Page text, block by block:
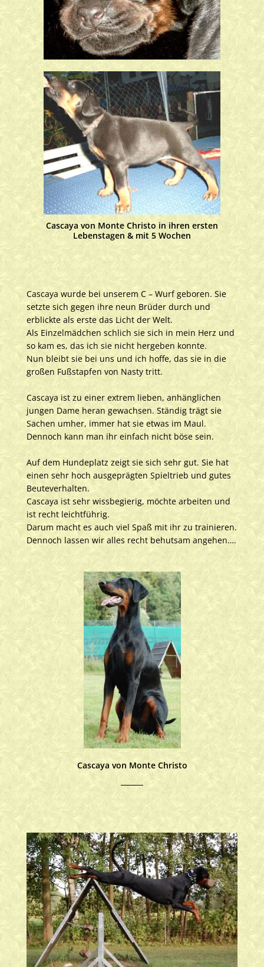
Cascaya von Monte Christo in ihren ersten
Lebenstagen & mit 5 Wochen
Cascaya wurde bei unserem C – Wurf geboren. Sie
setzte sich gegen ihre neun Brüder durch und
erblickte als erste das Licht der Welt.
Als Einzelmädchen schlich sie sich in mein Herz und
so kam es, das ich sie nicht hergeben konnte.
Nun bleibt sie bei uns und ich hoffe, das sie in die
großen Fußstapfen von Nasty tritt.
Cascaya ist zu einer extrem lieben, anhänglichen
jungen Dame heran gewachsen. Ständig trägt sie
Sachen umher, immer hat sie etwas im Maul.
Dennoch kann man ihr einfach nicht böse sein.
Auf dem Hundeplatz zeigt sie sich sehr gut. Sie hat
einen sehr hoch ausgeprägten Spieltrieb und gutes
Beuteverhalten.
Cascaya ist sehr wissbegierig, möchte arbeiten und
ist recht leichtführig.
Darum macht es auch viel Spaß mit ihr zu trainieren.
Dennoch lassen wir alles recht behutsam angehen….
Cascaya von Monte Christo